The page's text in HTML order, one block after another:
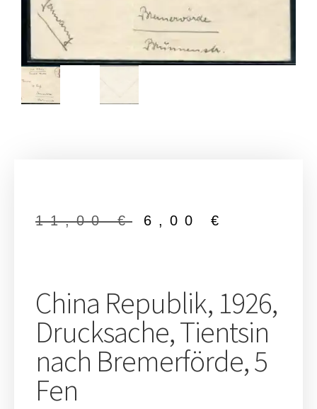
11,00€ 6,00 €
China Republik, 1926,
Drucksache, Tientsin
nach Bremerförde, 5
Fen